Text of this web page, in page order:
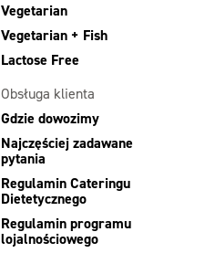
Vegetarian
Vegetarian + Fish
Lactose Free
Obsługa klienta
Gdzie dowozimy
Najczęściej zadawane
pytania
Regulamin Cateringu
Dietetycznego
Regulamin programu
lojalnościowego